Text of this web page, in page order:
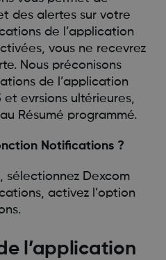
des alertes sur votre
de l’application
vous ne recevrez
Nous préconisons
de l’application
et evrsions ultérieures,
Résumé programmé.
Notifications ?
sélectionnez Dexcom
activez l’option
l’application